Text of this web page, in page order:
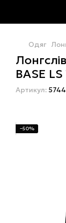
Одяг
BASE
Артикул:
−50%